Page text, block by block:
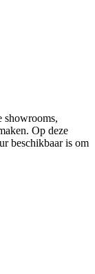
showrooms,
Op deze
beschikbaar is om